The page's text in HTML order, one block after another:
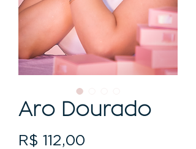
Aro Dourado
R$ 112,00